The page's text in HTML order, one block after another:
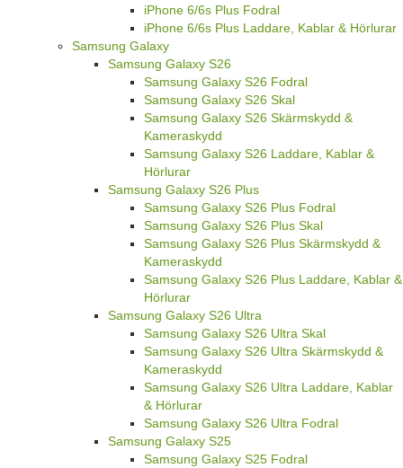
iPhone 6/6s Plus Fodral
iPhone 6/6s Plus Laddare, Kablar & Hörlurar
Samsung Galaxy
Samsung Galaxy S26
Samsung Galaxy S26 Fodral
Samsung Galaxy S26 Skal
Samsung Galaxy S26 Skärmskydd &
Kameraskydd
Samsung Galaxy S26 Laddare, Kablar &
Hörlurar
Samsung Galaxy S26 Plus
Samsung Galaxy S26 Plus Fodral
Samsung Galaxy S26 Plus Skal
Samsung Galaxy S26 Plus Skärmskydd &
Kameraskydd
Samsung Galaxy S26 Plus Laddare, Kablar &
Hörlurar
Samsung Galaxy S26 Ultra
Samsung Galaxy S26 Ultra Skal
Samsung Galaxy S26 Ultra Skärmskydd &
Kameraskydd
Samsung Galaxy S26 Ultra Laddare, Kablar
& Hörlurar
Samsung Galaxy S26 Ultra Fodral
Samsung Galaxy S25
Samsung Galaxy S25 Fodral